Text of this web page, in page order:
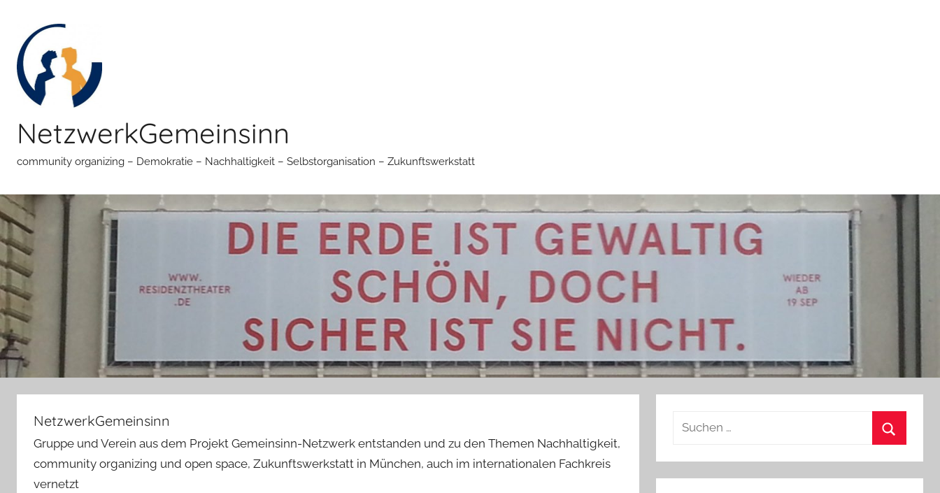
springen
NetzwerkGemeinsinn
community organizing – Demokratie – Nachhaltigkeit – Selbstorganisation – Zukunftswerkstatt
NetzwerkGemeinsinn
Gruppe und Verein aus dem Projekt Gemeinsinn-Netzwerk entstanden und zu den Themen Nachhaltigkeit,
community organizing und open space, Zukunftswerkstatt in München, auch im internationalen Fachkreis
vernetzt
Suchen